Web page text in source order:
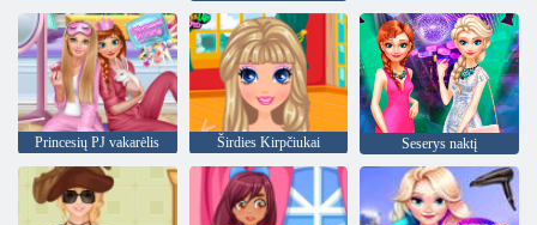
Princesių PJ vakarėlis Širdies Kirpčiukai Seserys naktį